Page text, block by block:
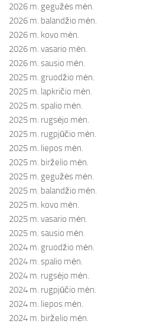
2026 m. gegužės mėn.
2026 m. balandžio mėn.
2026 m. kovo mėn.
2026 m. vasario mėn.
2026 m. sausio mėn.
2025 m. gruodžio mėn.
2025 m. lapkričio mėn.
2025 m. spalio mėn.
2025 m. rugsėjo mėn.
2025 m. rugpjūčio mėn.
2025 m. liepos mėn.
2025 m. birželio mėn.
2025 m. gegužės mėn.
2025 m. balandžio mėn.
2025 m. kovo mėn.
2025 m. vasario mėn.
2025 m. sausio mėn.
2024 m. gruodžio mėn.
2024 m. spalio mėn.
2024 m. rugsėjo mėn.
2024 m. rugpjūčio mėn.
2024 m. liepos mėn.
2024 m. birželio mėn.